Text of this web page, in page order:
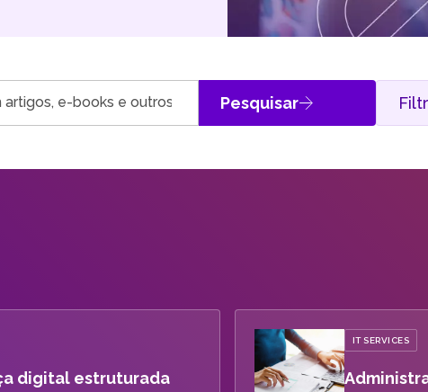
Entenda as inovações tecnológicas e como elas podem
Pesquisar
digital estruturada
IT SERVICES